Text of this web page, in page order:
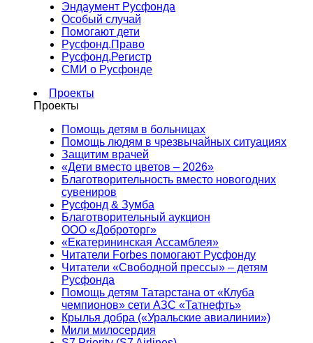
Эндаумент Русфонда
Особый случай
Помогают дети
Русфонд.Право
Русфонд.Регистр
СМИ о Русфонде
Проекты
Проекты
Помощь детям в больницах
Помощь людям в чрезвычайных ситуациях
Защитим врачей
«Дети вместо цветов – 2026»
Благотворительность вместо новогодних
сувениров
Русфонд & Зумба
Благотворительный аукцион
ООО «Доброторг»
«Екатерининская Ассамблея»
Читатели Forbes помогают Русфонду
Читатели «Свободной прессы» – детям
Русфонда
Помощь детям Татарстана от «Клуба
чемпионов» сети АЗС «Татнефть»
Крылья добра («Уральские авиалинии»)
Мили милосердия